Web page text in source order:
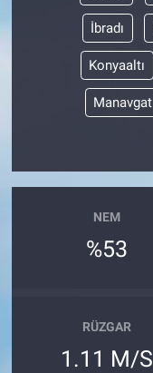
İbradı
Konyaaltı
Manavgat
NEM
%53
RÜZGAR
1.11 M/S